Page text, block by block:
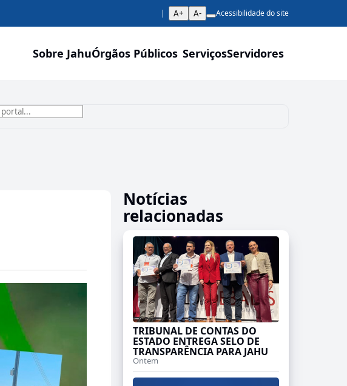
A+ A- Acessibilidade do site
Sobre JahuÓrgãos Públicos ServiçosServidores
Notícias
relacionadas
TRIBUNAL DE CONTAS DO
ESTADO ENTREGA SELO DE
TRANSPARÊNCIA PARA JAHU
Ontem